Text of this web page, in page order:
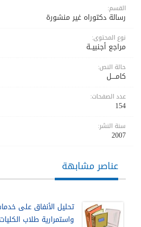
القسم:
رسالة دكتوراه غير منشورة
نوع المحتوى:
مراجع أجنبيــة
حالة النص:
كامــــل
عدد الصفحات:
154
سنة النشر:
2007
عناصر مشابهة
تحليل الأنفاق على
واستمرارية طلاب